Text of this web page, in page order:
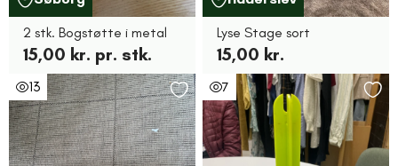
2 stk. Bogstøtte i metal
15,00 kr. pr. stk.
Lyse Stage sort
15,00 kr.
13 7